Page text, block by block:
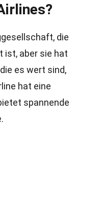
die
ist, aber sie hat
es wert sind,
hat eine
spannende